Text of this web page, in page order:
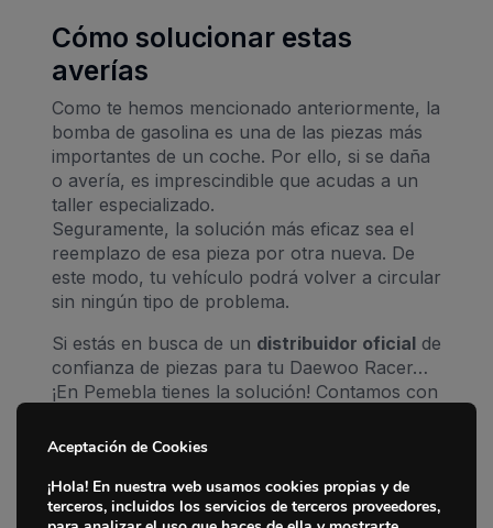
Marcas
Cómo solucionar estas
averías
Como te hemos mencionado anteriormente, la
bomba de gasolina es una de las piezas más
importantes de un coche. Por ello, si se daña
o avería, es imprescindible que acudas a un
taller especializado.
Seguramente, la solución más eficaz sea el
reemplazo de esa pieza por otra nueva. De
este modo, tu vehículo podrá volver a circular
sin ningún tipo de problema.
Si estás en busca de un distribuidor oficial de
confianza de piezas para tu Daewoo Racer…
¡En Pemebla tienes la solución! Contamos con
coche y ofrecemos la mejor calidad del
área de clientes de Pemebla y dale a tu
Daewoo la calidad que se merece. ¡Te
Aceptación de Cookies
¡Hola! En nuestra web usamos cookies propias y de
terceros, incluidos los servicios de terceros proveedores,